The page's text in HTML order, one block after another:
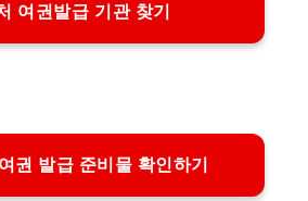
여권발급 기관 찾기
권 발급 준비물 확인하기